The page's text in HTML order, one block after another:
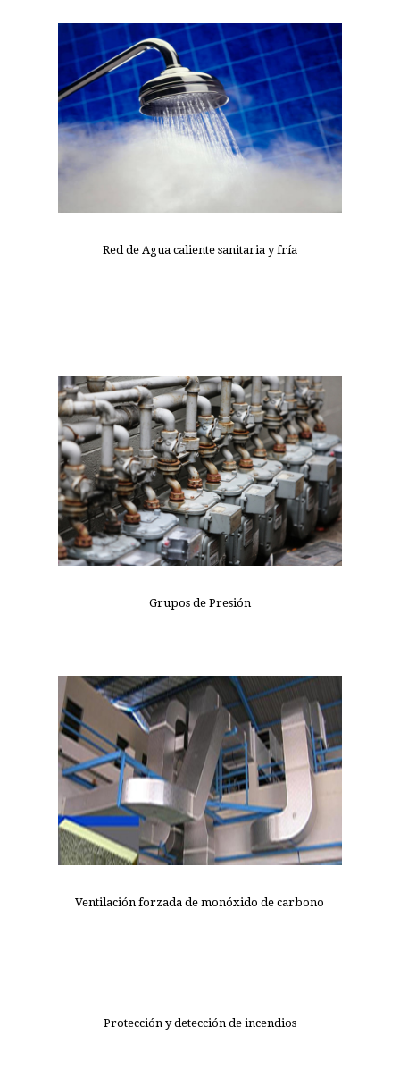
Red de Agua caliente sanitaria y fría
Grupos de Presión
Ventilación forzada de monóxido de carbono
Protección y detección de incendios